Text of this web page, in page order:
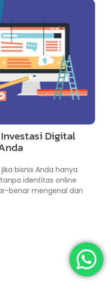
Digital
bisnis Anda hanya
identitas online
benar mengenal dan